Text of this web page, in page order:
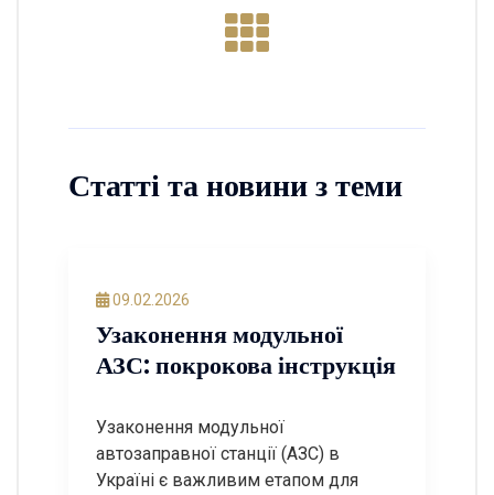
Статті та новини з теми
09.02.2026
Узаконення модульної
АЗС: покрокова інструкція
Узаконення модульної
автозаправної станції (АЗС) в
Україні є важливим етапом для